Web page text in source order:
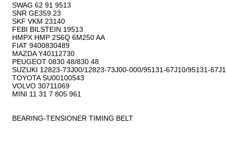
SWAG 62 91 9513
SNR GE359.23
SKF VKM 23140
FEBI BILSTEIN 19513
HMPX HMP 2S6Q 6M250 AA
FIAT 9400830489
MAZDA Y40112730
PEUGEOT 0830.48/830.48
SUZUKI 12823-73J00/12823-73J00-000/95131-67J10/95131-
TOYOTA SU00100543
VOLVO 30711069
MINI 11 31 7 805 961
BEARING-TENSIONER TIMING BELT